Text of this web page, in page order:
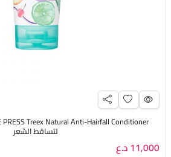
لتساقط الشعر
11,000 د.ع